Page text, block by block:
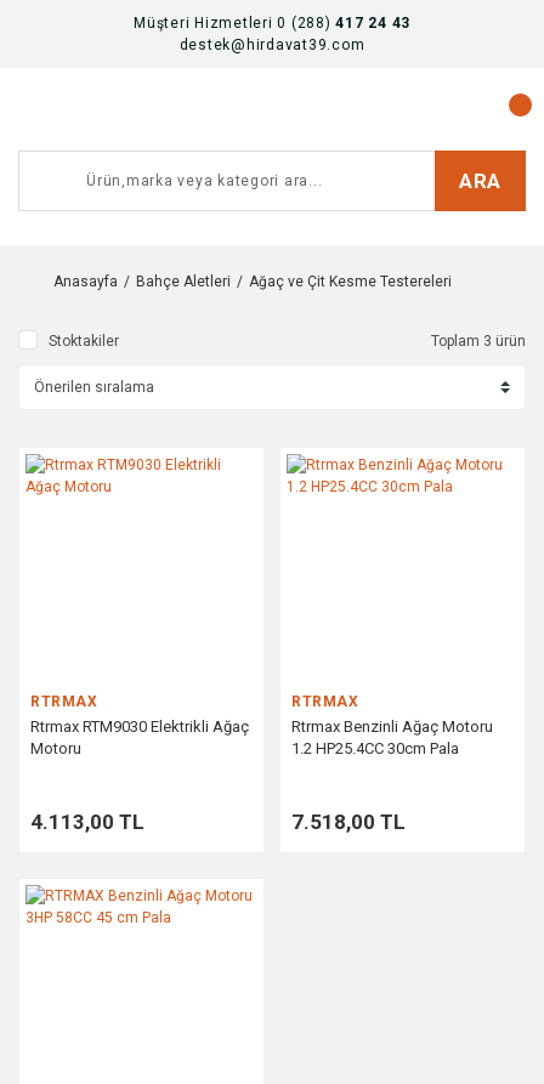
Müşteri Hizmetleri 0 (288)417 24 43
destek@hirdavat39.com
ARA
Anasayfa Bahçe Aletleri Ağaç ve Çit Kesme Testereleri
Stoktakiler Toplam 3 ürün
RTRMAX
Rtrmax RTM9030 Elektrikli Ağaç
Motoru
4.113,00 TL
RTRMAX
Rtrmax Benzinli Ağaç Motoru
1.2 HP25.4CC 30cm Pala
7.518,00 TL